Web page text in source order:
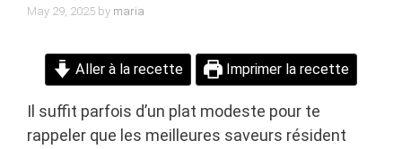
May 29, 2025 by maria
Aller à la recette Imprimer la recette
Il suffit parfois d’un plat modeste pour te
rappeler que les meilleures saveurs résident